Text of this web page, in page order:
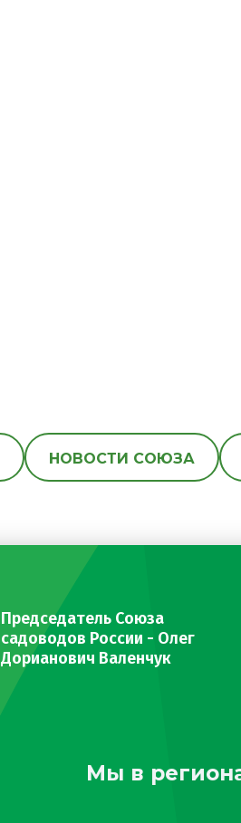
НОВОСТИ СОЮЗА
Председатель Союза
садоводов России - Олег
Дорианович Валенчук
Мы в